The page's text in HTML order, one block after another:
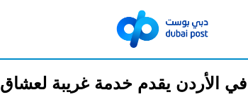
الأردن يقدم خدمة غريبة لعشاق